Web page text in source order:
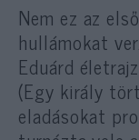
Nem ez az
hullámokat
Eduárd
(Egy király
eladásokat